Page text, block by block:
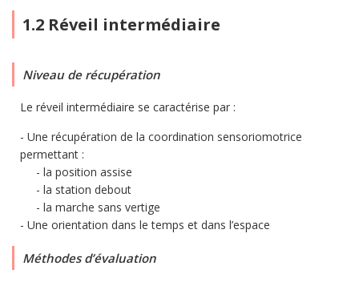
1.2 Réveil intermédiaire
Niveau de récupération
Le réveil intermédiaire se caractérise par :
Une récupération de la coordination sensoriomotrice
permettant :
la position assise
la station debout
la marche sans vertige
Une orientation dans le temps et dans l’espace
Méthodes d’évaluation